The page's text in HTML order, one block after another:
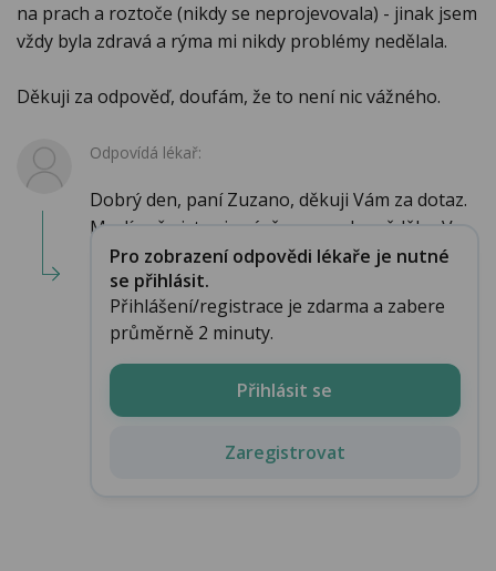
na prach a roztoče (nikdy se neprojevovala) - jinak jsem
vždy byla zdravá a rýma mi nikdy problémy nedělala.
Děkuji za odpověď, doufám, že to není nic vážného.
Odpovídá lékař:
Dobrý den, paní Zuzano, děkuji Vám za dotaz.
Myslím, že jste si právě sama odpověděla . V ...
Pro zobrazení odpovědi lékaře je nutné
se přihlásit.
Přihlášení/registrace je zdarma a zabere
průměrně 2 minuty.
Přihlásit se
Zaregistrovat